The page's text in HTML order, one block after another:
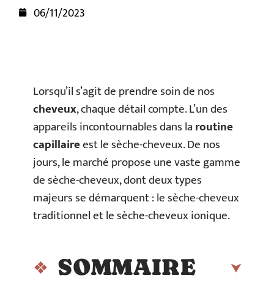
06/11/2023
Lorsqu’il s’agit de prendre soin de nos
cheveux, chaque détail compte. L’un des
appareils incontournables dans laroutine
capillaireest le sèche-cheveux. De nos
jours, le marché propose une vaste gamme
de sèche-cheveux, dont deux types
majeurs se démarquent : le sèche-cheveux
traditionnel et le sèche-cheveux ionique.
SOMMAIRE